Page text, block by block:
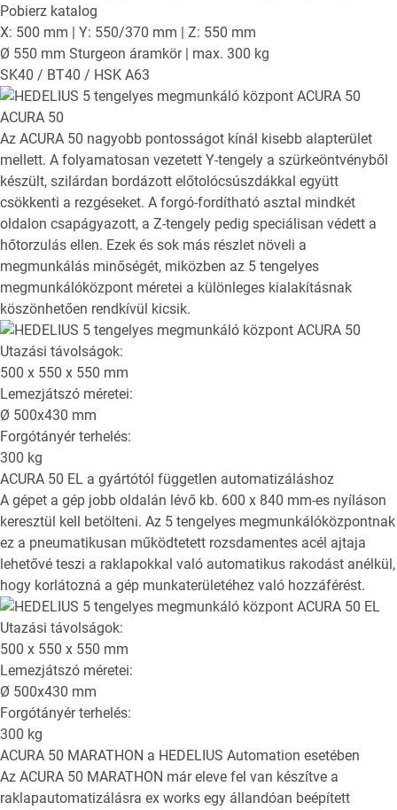
Pobierz katalog
X: 500 mm | Y: 550/370 mm | Z: 550 mm
Ø 550 mm Sturgeon áramkör | max. 300 kg
SK40 / BT40 / HSK A63
ACURA 50
Az ACURA 50 nagyobb pontosságot kínál kisebb alapterület
mellett. A folyamatosan vezetett Y-tengely a szürkeöntvényből
készült, szilárdan bordázott előtolócsúszdákkal együtt
csökkenti a rezgéseket. A forgó-fordítható asztal mindkét
oldalon csapágyazott, a Z-tengely pedig speciálisan védett a
hőtorzulás ellen. Ezek és sok más részlet növeli a
megmunkálás minőségét, miközben az 5 tengelyes
megmunkálóközpont méretei a különleges kialakításnak
köszönhetően rendkívül kicsik.
Utazási távolságok:
500 x 550 x 550 mm
Lemezjátszó méretei:
Ø 500x430 mm
Forgótányér terhelés:
300 kg
ACURA 50 EL a gyártótól független automatizáláshoz
A gépet a gép jobb oldalán lévő kb. 600 x 840 mm-es nyíláson
keresztül kell betölteni. Az 5 tengelyes megmunkálóközpontnak
ez a pneumatikusan működtetett rozsdamentes acél ajtaja
lehetővé teszi a raklapokkal való automatikus rakodást anélkül,
hogy korlátozná a gép munkaterületéhez való hozzáférést.
Utazási távolságok:
500 x 550 x 550 mm
Lemezjátszó méretei:
Ø 500x430 mm
Forgótányér terhelés:
300 kg
ACURA 50 MARATHON a HEDELIUS Automation esetében
Az ACURA 50 MARATHON már eleve fel van készítve a
raklapautomatizálásra ex works egy állandóan beépített